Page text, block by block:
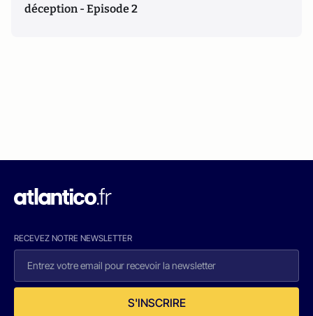
déception - Episode 2
RECEVEZ NOTRE NEWSLETTER
S'INSCRIRE